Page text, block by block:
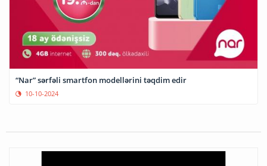
“Nar” sərfəli smartfon modellərini təqdim edir
10-10-2024